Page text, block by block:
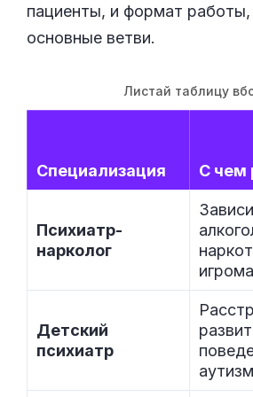
пациенты, и формат
основные ветви.
Листай таблицу
Специализация С чем
Психиатр-
нарколог
Детский
психиатр
аутизм